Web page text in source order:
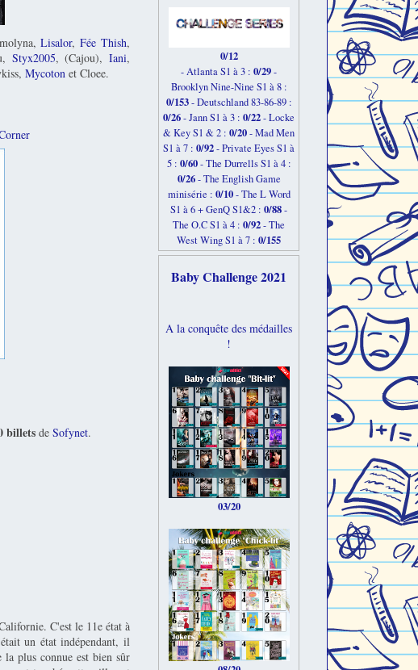
Lisalor,Fée Thish,
Styx2005, (Cajou),Iani,
Mycoton et Cloee.
billetsde Sofynet.
C'est le 11e état à
un état indépendant, il
la plus connue est bien sûr
0/12
- Atlanta S1 à 3 : 0/29-
Brooklyn Nine-Nine S1 à 8 :
0/153- Deutschland 83-86-89 :
0/26-Jann S1 à 3 : 0/22- Locke
& Key S1 & 2 : 0/20- Mad Men
S1 à 7 : 0/92- Private Eyes S1 à
5 : 0/60- The Durrells S1 à 4 :
0/26- The English Game
minisérie : 0/10- The L Word
S1 à 6 + GenQ S1&2 : 0/88-
The O.C S1 à 4 : 0/92- The
West Wing S1 à 7 : 0/155
Baby Challenge 2021
A la conquête des médailles
!
03/20